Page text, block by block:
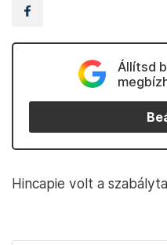
Állítsd
Hincapie volt a